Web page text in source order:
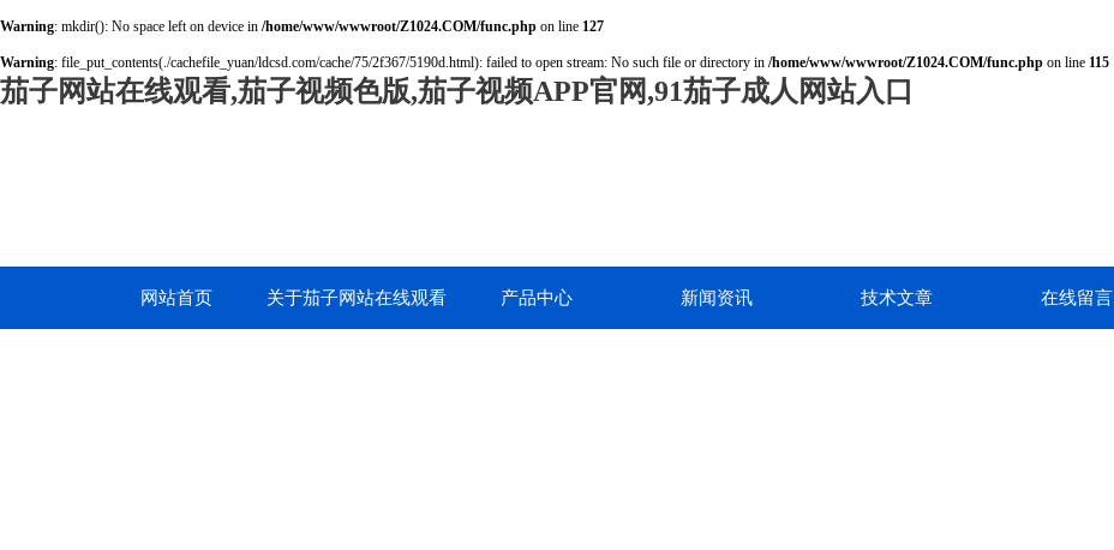
Warning: mkdir(): No space left on device in /home/www/wwwroot/Z1024.COM/func.php on line 127
Warning: file_put_contents(./cachefile_yuan/ldcsd.com/cache/75/2f367/5190d.html): failed to open stream: No such file or directory in /home/www/wwwroot/Z1024.COM/func.php on line 115
茄子网站在线观看,茄子视频色版,茄子视频APP官网,91茄子成人网站入口
网站首页 关于茄子网站在线观看 产品中心 新闻资讯 技术文章 在线留言